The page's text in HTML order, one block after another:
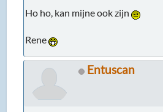
Ho ho, kan mijne ook zijn
Rene
Entuscan